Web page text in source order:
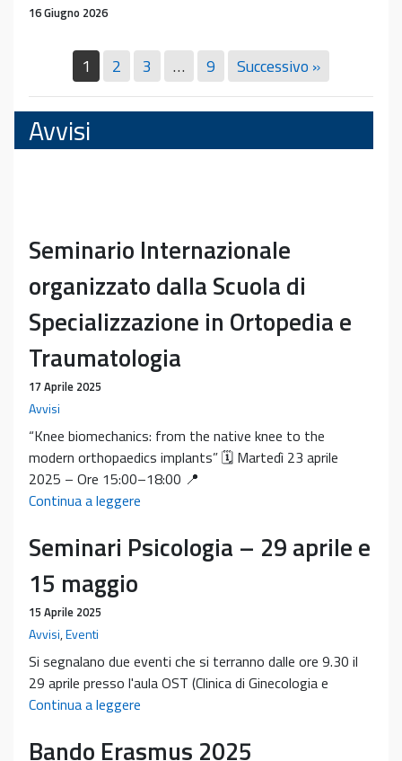
prof.
Emanuele
Neri
16 Giugno 2026
1 2 3 … 9 Successivo »
Avvisi
Seminario Internazionale
organizzato dalla Scuola di
Specializzazione in Ortopedia e
Traumatologia
17 Aprile 2025
Avvisi
“Knee biomechanics: from the native knee to the
modern orthopaedics implants” 🗓 Martedì 23 aprile
2025 – Ore 15:00–18:00 📍
Continua a leggere
organizzato
Ortopedia
e
Seminari Psicologia – 29 aprile e
15 maggio
15 Aprile 2025
Avvisi,Eventi
Si segnalano due eventi che si terranno dalle ore 9.30 il
29 aprile presso l'aula OST (Clinica di Ginecologia e
Continua a leggere
–
Bando Erasmus 2025